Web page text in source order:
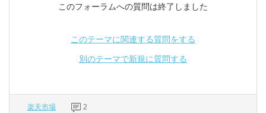
このフォーラムへの質問は終了しました
このテーマに関連する質問をする
別のテーマで新規に質問する
楽天市場 2